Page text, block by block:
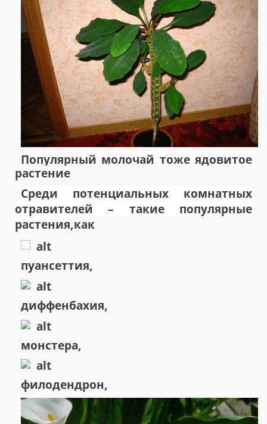
Популярный молочай тоже ядовитое
растение
Среди потенциальных комнатных
отравителей – такие популярные
растения,как
пуансеттия,
диффенбахия,
монстера,
филодендрон,